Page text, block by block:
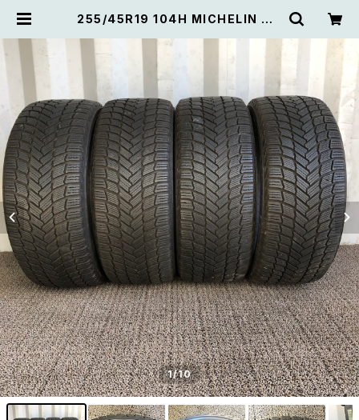
255/45R19 104H MICHELIN X-I
ドレス バリ溝】4本セット | 中古タイ
1/10